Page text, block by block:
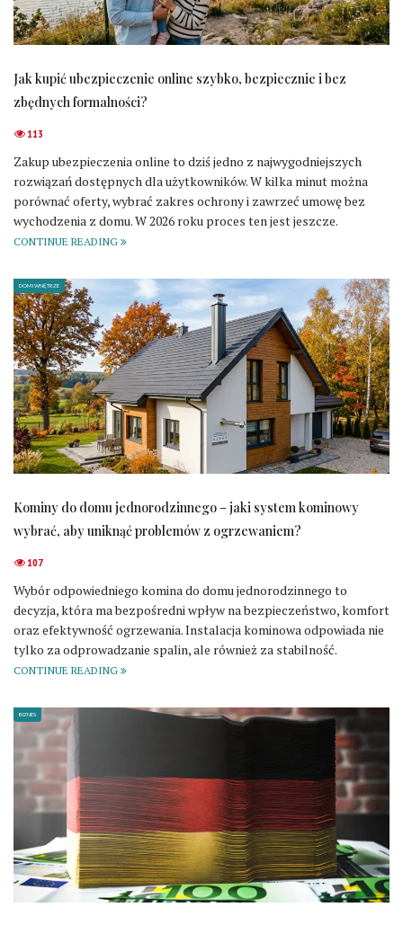
Jak kupić ubezpieczenie online szybko, bezpiecznie i bez
zbędnych formalności?
113
Zakup ubezpieczenia online to dziś jedno z najwygodniejszych
rozwiązań dostępnych dla użytkowników. W kilka minut można
porównać oferty, wybrać zakres ochrony i zawrzeć umowę bez
wychodzenia z domu. W 2026 roku proces ten jest jeszcze.
CONTINUE READING
DOM I WNĘTRZE
Kominy do domu jednorodzinnego – jaki system kominowy
wybrać, aby uniknąć problemów z ogrzewaniem?
107
Wybór odpowiedniego komina do domu jednorodzinnego to
decyzja, która ma bezpośredni wpływ na bezpieczeństwo, komfort
oraz efektywność ogrzewania. Instalacja kominowa odpowiada nie
tylko za odprowadzanie spalin, ale również za stabilność.
CONTINUE READING
BIZNES